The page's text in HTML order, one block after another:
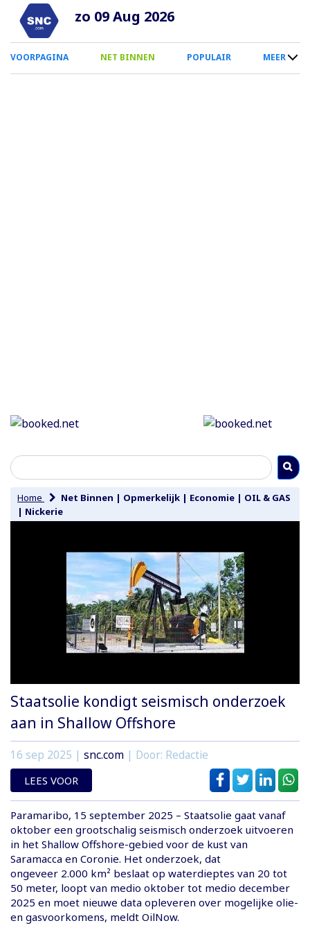
Overslaan
naar
inhoud
zo 09 Aug 2026
0
Smartphone
VOORPAGINA NET BINNEN POPULAIR MEER
Home Net Binnen | Opmerkelijk | Economie | OIL & GAS
| Nickerie
Staatsolie kondigt seismisch onderzoek
aan in Shallow Offshore
16 sep 2025 | snc.com | Door: Redactie
LEES VOOR
Paramaribo, 15 september 2025 – Staatsolie gaat vanaf
oktober een grootschalig seismisch onderzoek uitvoeren
in het Shallow Offshore-gebied voor de kust van
Saramacca en Coronie. Het onderzoek, dat
ongeveer 2.000 km² beslaat op waterdieptes van 20 tot
50 meter, loopt van medio oktober tot medio december
2025 en moet nieuwe data opleveren over mogelijke olie-
en gasvoorkomens, meldt OilNow.